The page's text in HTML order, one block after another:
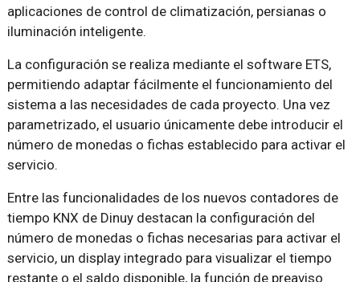
aplicaciones de control de climatización, persianas o
iluminación inteligente.
La configuración se realiza mediante el software ETS,
permitiendo adaptar fácilmente el funcionamiento del
sistema a las necesidades de cada proyecto. Una vez
parametrizado, el usuario únicamente debe introducir el
número de monedas o fichas establecido para activar el
servicio.
Entre las funcionalidades de los nuevos contadores de
tiempo KNX de Dinuy destacan la configuración del
número de monedas o fichas necesarias para activar el
servicio, un display integrado para visualizar el tiempo
restante o el saldo disponible, la función de preaviso